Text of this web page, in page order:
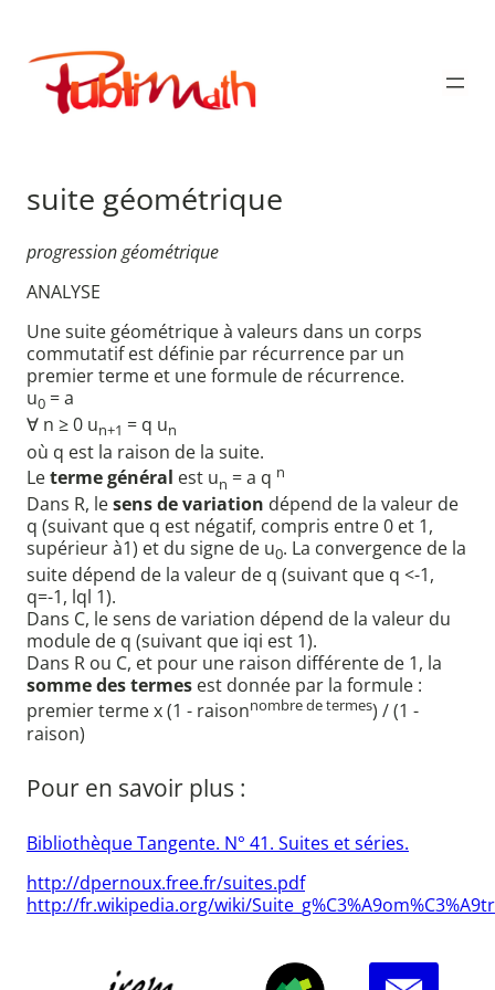
contenu
Publimath
suite géométrique
progression géométrique
ANALYSE
Une suite géométrique à valeurs dans un corps
commutatif est définie par récurrence par un
premier terme et une formule de récurrence.
u0 = a
∀ n ≥ 0 un+1 = q un
où q est la raison de la suite.
Leterme général est un = a q n
Dans R, lesens de variation dépend de la valeur de
q (suivant que q est négatif, compris entre 0 et 1,
supérieur à1) et du signe de u0. La convergence de la
suite dépend de la valeur de q (suivant que q <-1,
q=-1, lql 1).
Dans C, le sens de variation dépend de la valeur du
module de q (suivant que iqi est 1).
Dans R ou C, et pour une raison différente de 1, la
somme des termes est donnée par la formule :
premier terme x (1 - raisonnombre de termes) / (1 -
raison)
Pour en savoir plus :
Bibliothèque Tangente. N° 41. Suites et séries.
http://dpernoux.free.fr/suites.pdf
http://fr.wikipedia.org/wiki/